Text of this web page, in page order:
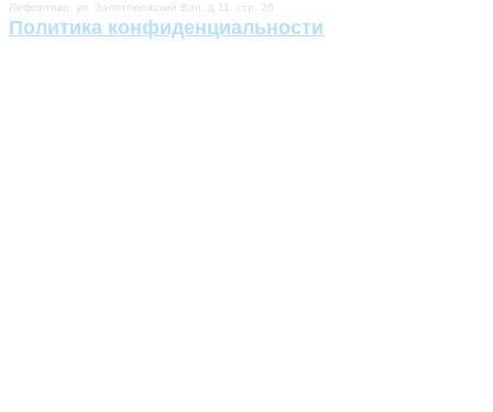
Лефортово, ул. Золоторожский Вал, д 11, стр. 26
Политика конфиденциальности